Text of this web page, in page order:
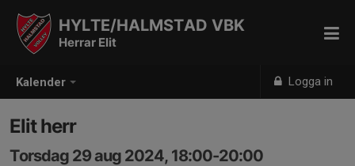
Kalender Logga in
HYLTE/HALMSTAD VBK
Herrar Elit
Elit herr
Torsdag 29 aug 2024, 18:00-20:00